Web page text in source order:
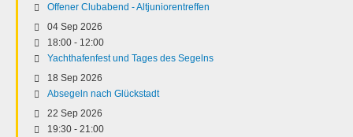
Offener Clubabend - Altjuniorentreffen
04 Sep 2026
18:00 - 12:00
Yachthafenfest und Tages des Segelns
18 Sep 2026
Absegeln nach Glückstadt
22 Sep 2026
19:30 - 21:00